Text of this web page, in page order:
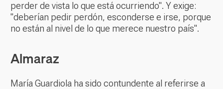
perder de vista lo que está ocurriendo". Y exige:
"deberían pedir perdón, esconderse e irse, porque
no están al nivel de lo que merece nuestro país".
Almaraz
María Guardiola ha sido contundente al referirse a